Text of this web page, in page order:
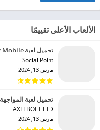
الألعاب الأعلى تقييمًا
تحميل لعبة Dragon City Mobile مهكرة للاندرويد 2024
Social Point‏
مارس 13, 2024
تحميل لعبة المواجهة 2 مهكرة للاندرويد 2024
AXLEBOLT LTD‏
مارس 13, 2024